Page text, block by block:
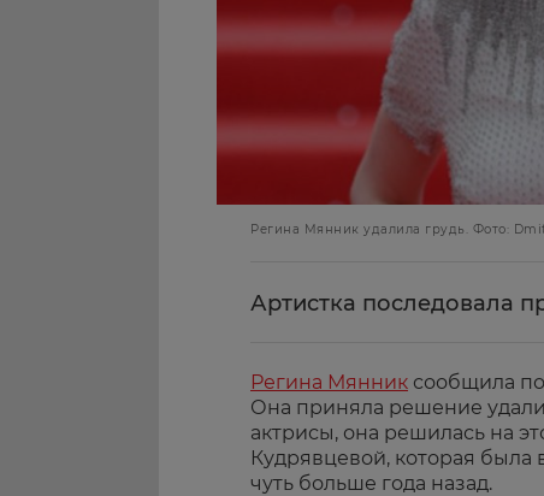
Регина Мянник удалила грудь. Фото:
Артистка последовала
Регина Мянник сообщила
Она приняла решение
актрисы, она решилась на
Кудрявцевой, которая была
чуть больше года назад.